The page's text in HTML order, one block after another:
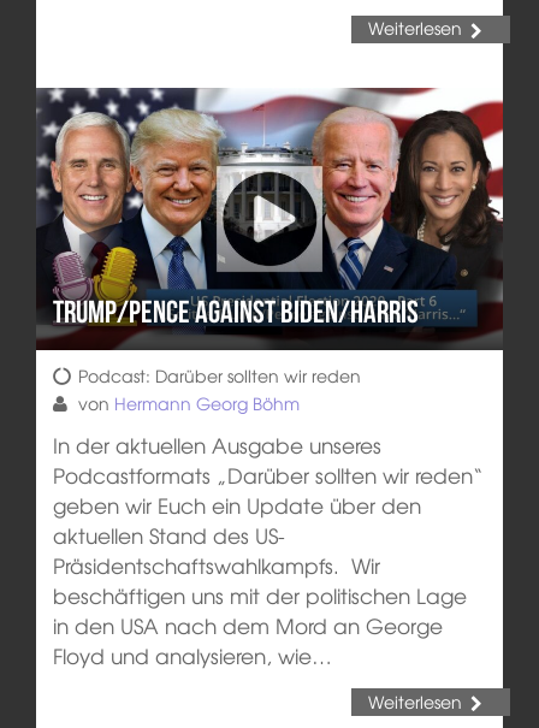
Weiterlesen
Trump/Pence against Biden/Harris
Podcast: Darüber sollten wir reden
von Hermann Georg Böhm
In der aktuellen Ausgabe unseres
Podcastformats „Darüber sollten wir reden“
geben wir Euch ein Update über den
aktuellen Stand des US-
Präsidentschaftswahlkampfs. Wir
beschäftigen uns mit der politischen Lage
in den USA nach dem Mord an George
Floyd und analysieren, wie…
Weiterlesen